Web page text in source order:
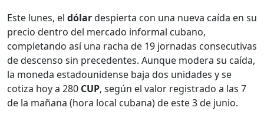
Este lunes, el dólardespierta con una nueva caída en su
precio dentro del mercado informal cubano,
completando así una racha de 19 jornadas consecutivas
de descenso sin precedentes. Aunque modera su caída,
la moneda estadounidense baja dos unidades y se
cotiza hoy a 280 CUP, según el valor registrado a las 7
de la mañana (hora local cubana) de este 3 de junio.